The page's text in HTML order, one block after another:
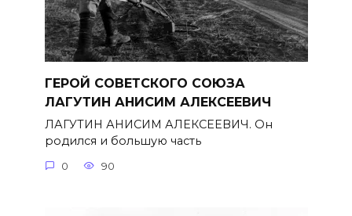
ГЕРОЙ СОВЕТСКОГО СОЮЗА
ЛАГУТИН АНИСИМ АЛЕКСЕЕВИЧ
ЛАГУТИН АНИСИМ АЛЕКСЕЕВИЧ. Он
родился и большую часть
0 90